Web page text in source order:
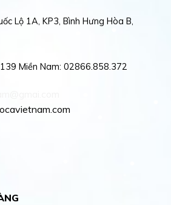
Lộ 1A, KP3, Bình Hưng Hòa B,
Miền Nam: 02866.858.372